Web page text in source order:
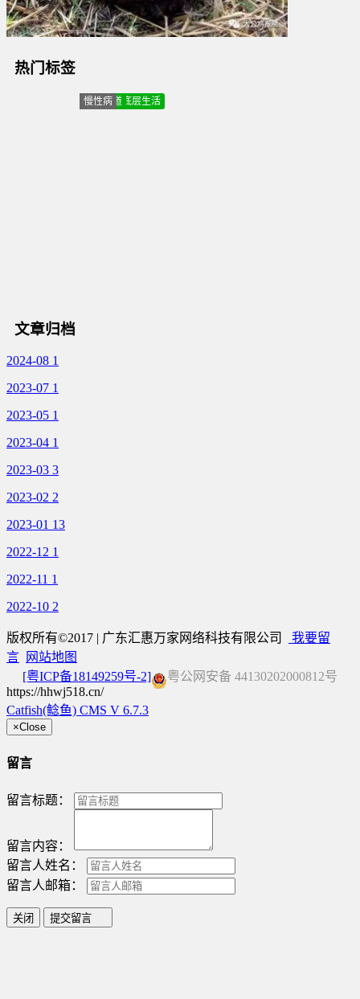
热门标签
改革
道德
分析
医疗
改革
毛主席
易经
智慧
姓氏文化
谱牒文化
百家姓
家谱
疫情
口罩
物价
涨价
贫富悬殊
两极分化
共同富裕
数字
玄机
风水
能量
磁场
改运
打压中医
抹黑中医
反中医
组织
阴谋
危机
易经
预测学
博士
研究生
公有制经济
私有制
人民领袖
央视
采访
汇惠万家
蔡一安
易经
智慧
解析
人生
密码
丁香医生
养生
秘诀
中医
蔡一安
汇惠万家
端午感怀
汇惠万家
生命之轮
平台作用
创业
故事
蔡一安
信用中国
年会
诚信
企业
荣誉
蔡一安
姓氏文化
宗亲
商务
活动
易学
汇智人生
智慧
讲座
电子商务
诚信
汇惠万家
示范企业
疫情
情况
工作
研究
怀念
亲人
关注社会底层生活
撞墙
选择
智慧
雨泽
书画院
中医
养生之道
亚健康
慢性病
文章归档
2024-08 1
2023-07 1
2023-05 1
2023-04 1
2023-03 3
2023-02 2
2023-01 13
2022-12 1
2022-11 1
2022-10 2
版权所有©2017 | 广东汇惠万家网络科技有限公司
我要留
言
网站地图
[粤ICP备18149259号-2]
粤公网安备 44130202000812号
https://hhwj518.cn/
Catfish(鲶鱼) CMS V 6.7.3
×Close
留言
留言标题：
留言内容：
留言人姓名：
留言人邮箱：
关闭 提交留言